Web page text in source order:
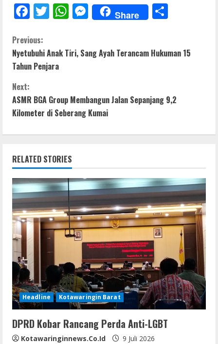
F
e
b
o
k
T
er
W
s
p
M
e
e
er
Share
e
C
o
n
t
u
e
R
e
a
d
i
n
g
Previous:
Nyetubuhi Anak Tiri, Sang Ayah Terancam Hukuman 15
Tahun Penjara
Next:
ASMR BGA Group Membangun Jalan Sepanjang 9,2
Kilometer di Seberang Kumai
RELATED STORIES
Headline Kotawaringin Barat
DPRD Kobar Rancang Perda Anti-LGBT
Kotawaringinnews.co.id 9 Juli 2026